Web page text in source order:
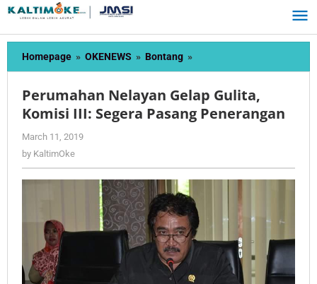
Skip
content
Homepage » OKENEWS » Bontang »
Nelayan
Gulita,
Komisi
Perumahan Nelayan Gelap Gulita,
Komisi III: Segera Pasang Penerangan
March 11, 2019
by KaltimOke